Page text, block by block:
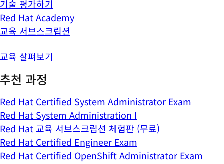
기술 평가하기
Red Hat Academy
교육 서브스크립션
교육 살펴보기
추천 과정
Red Hat Certified System Administrator Exam
Red Hat System Administration I
Red Hat 교육 서브스크립션 체험판 (무료)
Red Hat Certified Engineer Exam
Red Hat Certified OpenShift Administrator Exam